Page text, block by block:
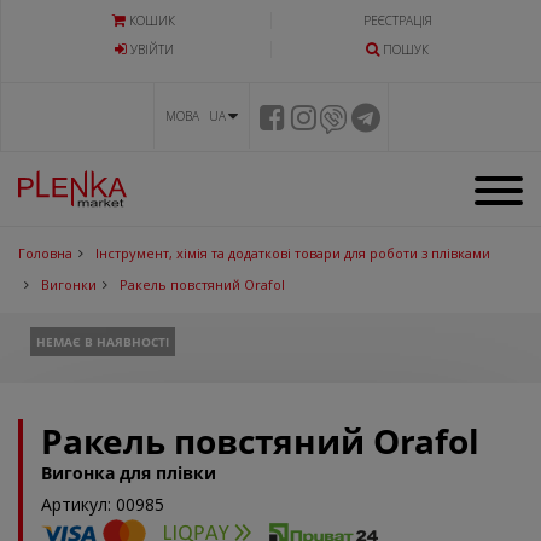
КОШИК
РЕЄСТРАЦІЯ
УВIЙТИ
ПОШУК
МОВА UA
Головна
Інструмент, хімія та додаткові товари для роботи з плівками
Вигонки
Ракель повстяний Orafol
НЕМАЄ В НАЯВНОСТІ
Ракель повстяний Orafol
Вигонка для плівки
Артикул: 00985